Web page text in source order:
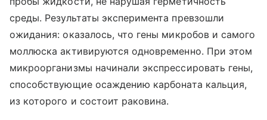
среды. Результаты эксперимента превзошли
ожидания: оказалось, что гены микробов и самого
моллюска активируются одновременно. При этом
микроорганизмы начинали экспрессировать гены,
способствующие осаждению карбоната кальция,
из которого и состоит раковина.